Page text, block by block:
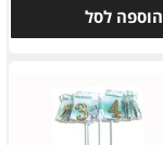
הוספה לסל